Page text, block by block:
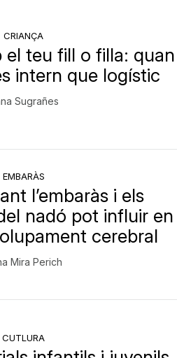
CRIANÇA
el teu fill o filla: quan
intern que logístic
Sugrañes
EMBARÀS
l’embaràs i els
nadó pot influir en
cerebral
Mira Perich
CUTLURA